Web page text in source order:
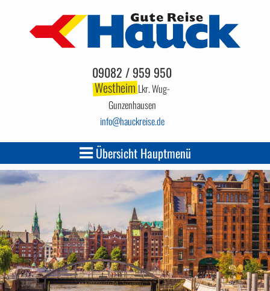
09082 / 959 950
WestheimLkr. Wug-
Gunzenhausen
info hauckreise.de
Übersicht Hauptmenü